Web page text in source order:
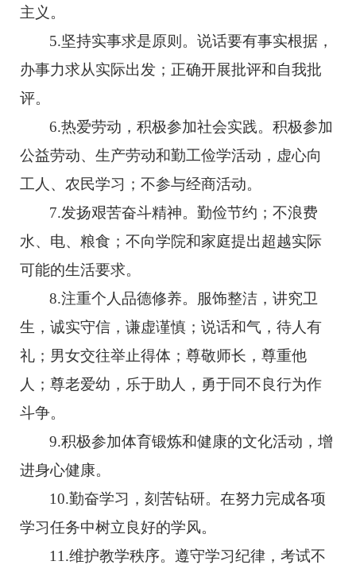
主义。
5.坚持实事求是原则。说话要有事实根据，
办事力求从实际出发；正确开展批评和自我批
评。
6.热爱劳动，积极参加社会实践。积极参加
公益劳动、生产劳动和勤工俭学活动，虚心向
工人、农民学习；不参与经商活动。
7.发扬艰苦奋斗精神。勤俭节约；不浪费
水、电、粮食；不向学院和家庭提出超越实际
可能的生活要求。
8.注重个人品德修养。服饰整洁，讲究卫
生，诚实守信，谦虚谨慎；说话和气，待人有
礼；男女交往举止得体；尊敬师长，尊重他
人；尊老爱幼，乐于助人，勇于同不良行为作
斗争。
9.积极参加体育锻炼和健康的文化活动，增
进身心健康。
10.勤奋学习，刻苦钻研。在努力完成各项
学习任务中树立良好的学风。
11.维护教学秩序。遵守学习纪律，考试不